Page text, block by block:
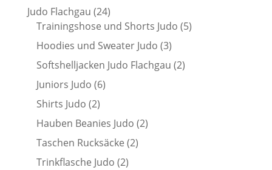
Judo Flachgau 2424
Produkte
Trainingshose und Shorts Judo 55
Hoodies und Sweater Judo 33
Produkte
Softshelljacken Judo Flachgau 22
Juniors Judo 66
Shirts Judo 22
Produkte
Hauben Beanies Judo 22
Taschen Rucksäcke 22
Trinkflasche Judo 22